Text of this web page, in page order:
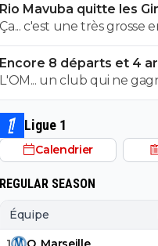
Rio Mavuba quitte les
Bordeaux
Ça... c'est une très grosse
par les Girondins de
Encore 8 départs et 4
valser à l'OL
L'OM... un club qui ne
titre et qui du jour au
remporter la Ligue1. MDR C'est McCourt
qui doit être navré avec
dépensé.
Ligue 1
Calendrier
REGULAR SEASON
Équipe